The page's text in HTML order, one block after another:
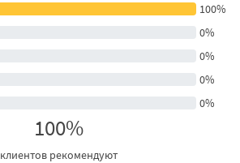
100%
0%
0%
0%
0%
100%
клиентов рекомендуют